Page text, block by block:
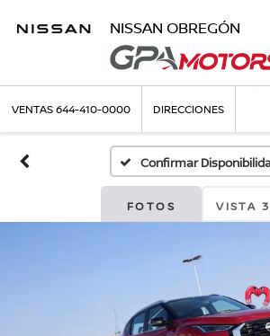
NISSAN OBREGÓN
VENTAS644-410-0000 DIRECCIONES
Confirmar
FOTOS VISTA